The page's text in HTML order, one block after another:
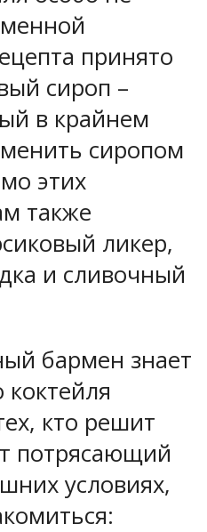
принято
сироп –
в крайнем
сиропом
этих
также
ликер,
и сливочный
бармен знает
коктейля
кто решит
потрясающий
условиях,